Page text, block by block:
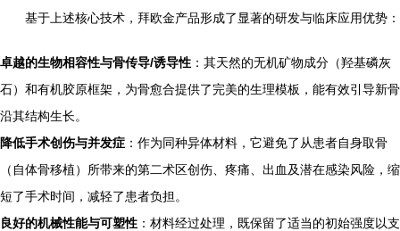
基于上述核心技术，拜欧金产品形成了显著的研发与临床应用优势：
卓越的生物相容性与骨传导/诱导性 ：其天然的无机矿物成分（羟基磷灰
石）和有机胶原框架，为骨愈合提供了完美的生理模板，能有效引导新骨
沿其结构生长。
降低手术创伤与并发症 ：作为同种异体材料，它避免了从患者自身取骨
（自体骨移植）所带来的第二术区创伤、疼痛、出血及潜在感染风险，缩
短了手术时间，减轻了患者负担。
良好的机械性能与可塑性 ：材料经过处理，既保留了适当的初始强度以支